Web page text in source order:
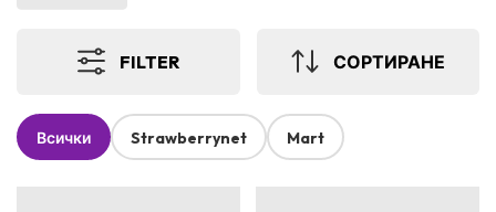
FILTER СОРТИРАНЕ
Всички Strawberrynet Mart